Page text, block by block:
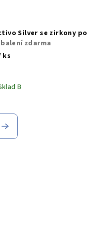
Silver se zirkony po
zdarma
ks
B